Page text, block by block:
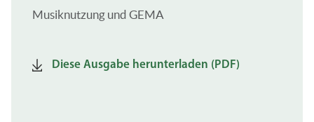
Musiknutzung und GEMA
Diese Ausgabe herunterladen (PDF)